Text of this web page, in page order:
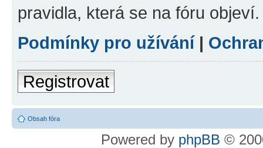
pravidla, která se na fóru objeví.
Podmínky pro užívání|
Registrovat
Obsah fóra
Powered by phpBB ©